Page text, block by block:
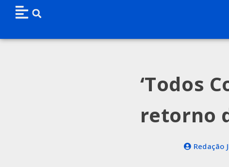
‘Todos
retorno
Redação